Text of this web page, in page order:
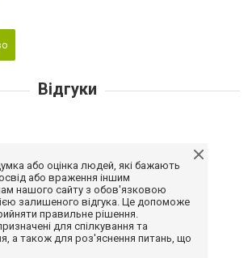
Відгуки
або оцінка людей, які бажають
або враження іншим
нашого сайту з обов'язковою
залишеного відгука. Це допоможе
правильне рішення.
для спілкування та
а також для роз'яснення питань, що